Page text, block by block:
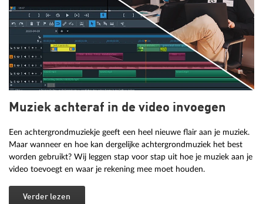
Muziek achteraf in de video invoegen
Een achtergrondmuziekje geeft een heel nieuwe flair aan je muziek.
Maar wanneer en hoe kan dergelijke achtergrondmuziek het best
worden gebruikt? Wij leggen stap voor stap uit hoe je muziek aan je
video toevoegt en waar je rekening mee moet houden.
Verder lezen